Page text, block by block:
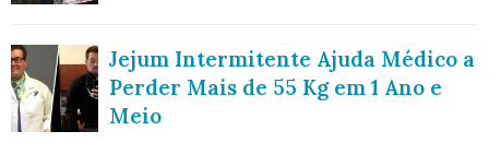
Jejum Intermitente Ajuda Médico a
Perder Mais de 55 Kg em 1 Ano e
Meio